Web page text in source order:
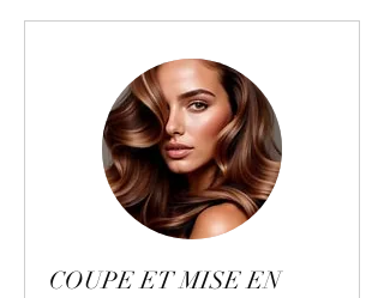
COUPE ET MISE EN